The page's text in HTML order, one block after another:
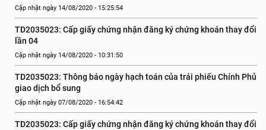
Cập nhật ngày 14/08/2020 - 15:25:54
TD2035023: Cấp giấy chứng nhận đăng ký chứng khoán thay đổi
lần 04
Cập nhật ngày 14/08/2020 - 10:31:50
TD2035023: Thông báo ngày hạch toán của trái phiếu Chính Phủ
giao dịch bổ sung
Cập nhật ngày 07/08/2020 - 16:54:42
TD2035023: Cấp giấy chứng nhận đăng ký chứng khoán thay đổi